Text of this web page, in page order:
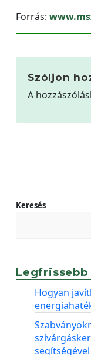
Forrás:
Szóljon
A
Keresés
Hogyan
segítségével